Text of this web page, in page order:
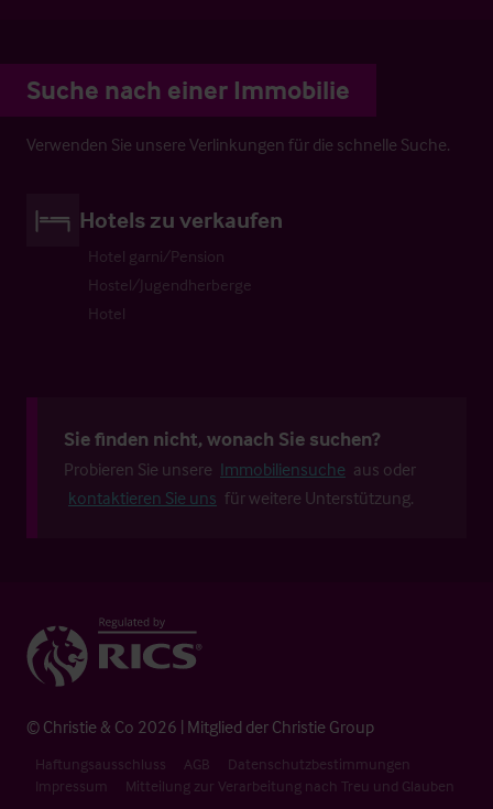
Suche nach einer Immobilie
Verwenden Sie unsere Verlinkungen für die schnelle Suche.
Hotels zu verkaufen
Hotel garni/Pension
Hostel/Jugendherberge
Hotel
Sie finden nicht, wonach Sie suchen?
Probieren Sie unsere Immobiliensuche aus oder
kontaktieren Sie uns für weitere Unterstützung.
© Christie & Co 2026 | Mitglied der Christie Group
Haftungsausschluss AGB
Datenschutzbestimmungen
Impressum
Mitteilung zur Verarbeitung nach Treu und Glauben